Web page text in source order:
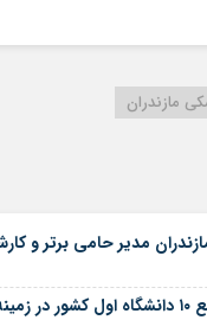
مازندران